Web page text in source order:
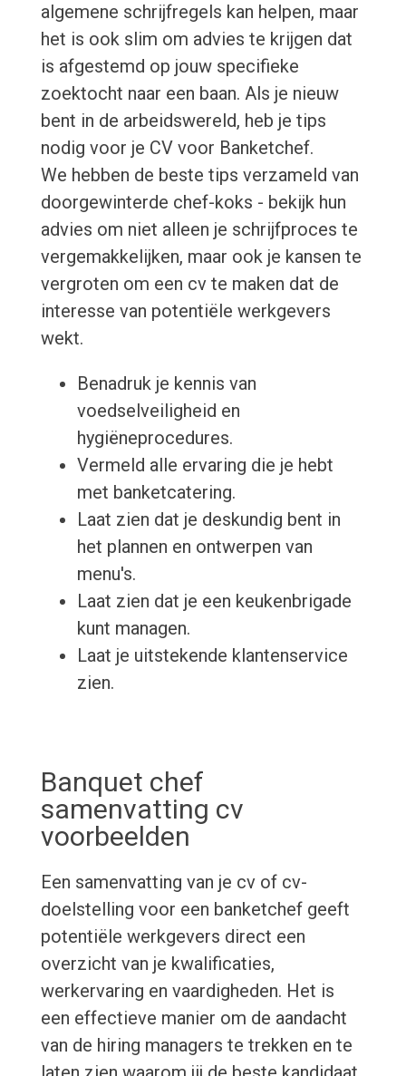
algemene schrijfregels kan helpen, maar
het is ook slim om advies te krijgen dat
is afgestemd op jouw specifieke
zoektocht naar een baan. Als je nieuw
bent in de arbeidswereld, heb je tips
nodig voor je CV voor Banketchef.
We hebben de beste tips verzameld van
doorgewinterde chef-koks - bekijk hun
advies om niet alleen je schrijfproces te
vergemakkelijken, maar ook je kansen te
vergroten om een cv te maken dat de
interesse van potentiële werkgevers
wekt.
Benadruk je kennis van
voedselveiligheid en
hygiëneprocedures.
Vermeld alle ervaring die je hebt
met banketcatering.
Laat zien dat je deskundig bent in
het plannen en ontwerpen van
menu's.
Laat zien dat je een keukenbrigade
kunt managen.
Laat je uitstekende klantenservice
zien.
Banquet chef
samenvatting cv
voorbeelden
Een samenvatting van je cv of cv-
doelstelling voor een banketchef geeft
potentiële werkgevers direct een
overzicht van je kwalificaties,
werkervaring en vaardigheden. Het is
een effectieve manier om de aandacht
van de hiring managers te trekken en te